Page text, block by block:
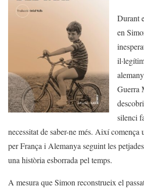
Durant
en
Guerra
silenci
necessitat de saber-ne més. Així comença
per França i Alemanya seguint les
una història esborrada pel temps.
A mesura que Simon reconstrueix el